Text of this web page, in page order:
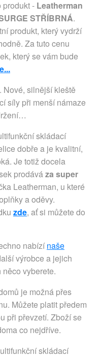
- Leatherman
STŘÍBRNÁ.
produkt, který vydrží
Za tuto cenu
který se vám bude
Nové, silnější kleště
síly při menší námaze
skládací
dobře a je kvalitní,
Je totiž docela
prodáváza super
Leatherman, u které
a oděvy.
zde, ať si můžete do
nabízínaše
výrobce a jejich
vyberete.
je možná přes
Můžete platit předem
při převzetí. Zboží se
co nejdříve.
skládací